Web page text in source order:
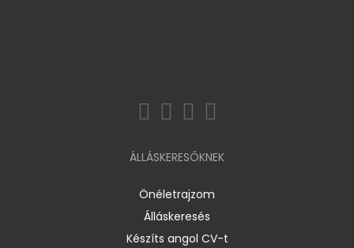
ÁLLÁSKERESŐKNEK
Önéletrajzom
Álláskeresés
Készíts angol CV-t